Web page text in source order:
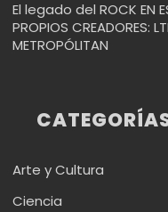
El legado del ROCK EN
PROPIOS CREADORES:
METROPÓLITAN
Arte y Cultura
Ciencia